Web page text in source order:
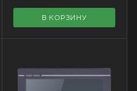
В КОРЗИНУ